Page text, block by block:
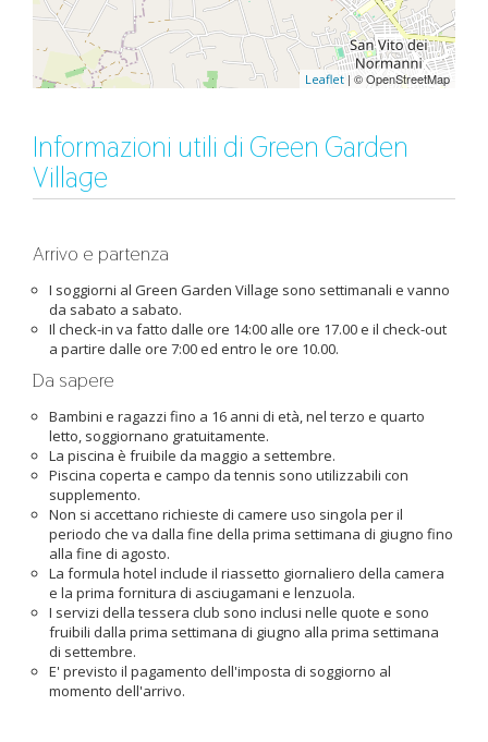
Leaflet | © OpenStreetMap
Informazioni utili di Green Garden
Village
Arrivo e partenza
I soggiorni al Green Garden Village sono settimanali e vanno
da sabato a sabato.
Il check-in va fatto dalle ore 14:00 alle ore 17.00 e il check-out
a partire dalle ore 7:00 ed entro le ore 10.00.
Da sapere
Bambini e ragazzi fino a 16 anni di età, nel terzo e quarto
letto, soggiornano gratuitamente.
La piscina è fruibile da maggio a settembre.
Piscina coperta e campo da tennis sono utilizzabili con
supplemento.
Non si accettano richieste di camere uso singola per il
periodo che va dalla fine della prima settimana di giugno fino
alla fine di agosto.
La formula hotel include il riassetto giornaliero della camera
e la prima fornitura di asciugamani e lenzuola.
I servizi della tessera club sono inclusi nelle quote e sono
fruibili dalla prima settimana di giugno alla prima settimana
di settembre.
E' previsto il pagamento dell'imposta di soggiorno al
momento dell'arrivo.